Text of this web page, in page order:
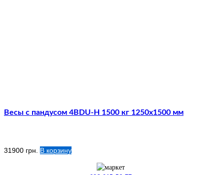
Весы с пандусом 4BDU-Н 1500 кг 1250х1500 мм
31900 грн. В корзину